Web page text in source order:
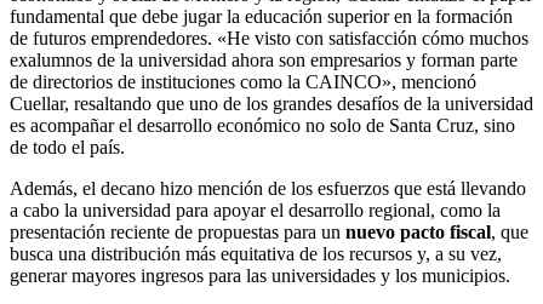
fundamental que debe jugar la educación superior en la formación
de futuros emprendedores. «He visto con satisfacción cómo muchos
exalumnos de la universidad ahora son empresarios y forman parte
de directorios de instituciones como la CAINCO», mencionó
Cuellar, resaltando que uno de los grandes desafíos de la universidad
es acompañar el desarrollo económico no solo de Santa Cruz, sino
de todo el país.
Además, el decano hizo mención de los esfuerzos que está llevando
a cabo la universidad para apoyar el desarrollo regional, como la
presentación reciente de propuestas para un nuevo pacto fiscal, que
busca una distribución más equitativa de los recursos y, a su vez,
generar mayores ingresos para las universidades y los municipios.